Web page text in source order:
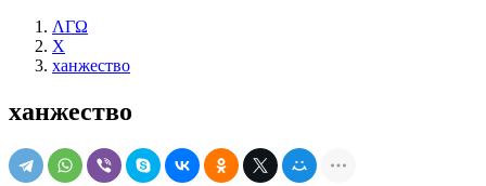
ΛΓΩ
Х
ханжество
ханжество